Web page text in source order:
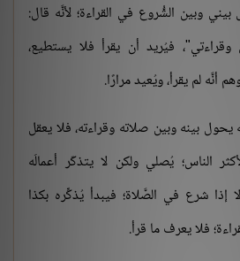
وبين الشُّروع في القراءة؛ لأنَّه قال:
فيُريد أن يقرأ فلا يستطيع،
أنَّه لم يقرأ، ويُعيد مرارًا.
بينه وبين صلاته وقراءته، فلا يعقل
الناس؛ يُصلي ولكن لا يتذكّر أعمالَه
إذا شرع في الصَّلاة؛ فيبدأ يُذكِّره بكذا
فلا يعرف ما قرأ.